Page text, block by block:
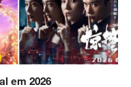
em 2026